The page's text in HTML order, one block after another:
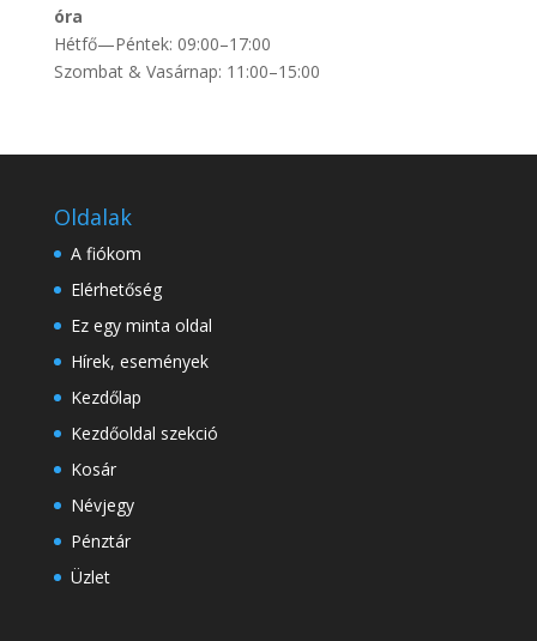
óra
Hétfő—Péntek: 09:00–17:00
Szombat & Vasárnap: 11:00–15:00
Oldalak
A fiókom
Elérhetőség
Ez egy minta oldal
Hírek, események
Kezdőlap
Kezdőoldal szekció
Kosár
Névjegy
Pénztár
Üzlet